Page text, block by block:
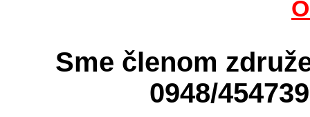
Sme členom
0948/